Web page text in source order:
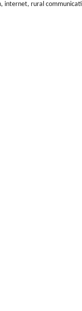
internet, rural